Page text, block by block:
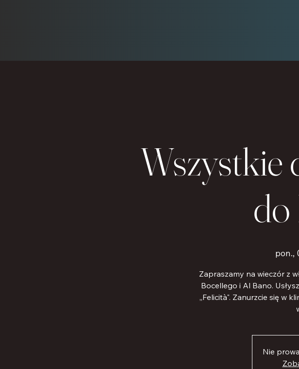
Wszystkie
pon.,
Zapraszamy na wieczór z
Bocellego i Al Bano.
„Felicità". Zanurzcie się w
Nie